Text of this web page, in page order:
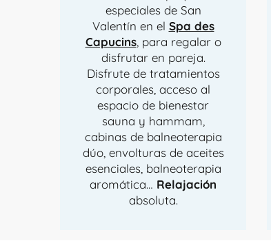
especiales de San
Valentín en el Spa des
Capucins, para regalar o
disfrutar en pareja.
Disfrute de tratamientos
corporales, acceso al
espacio de bienestar
sauna y hammam,
cabinas de balneoterapia
dúo, envolturas de aceites
esenciales, balneoterapia
aromática… Relajación
absoluta.